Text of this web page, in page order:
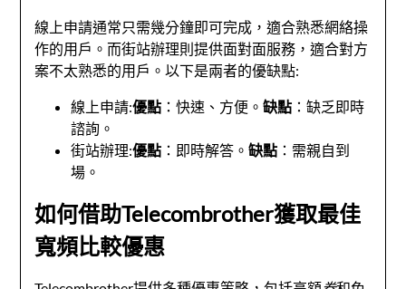
線上申請通常只需幾分鐘即可完成，適合熟悉網絡操
作的用戶。而街站辦理則提供面對面服務，適合對方
案不太熟悉的用戶。以下是兩者的優缺點:
線上申請:優點 ：快速、方便。缺點 ：缺乏即時
諮詢。
街站辦理:優點 ：即時解答。缺點 ：需親自到
場。
如何借助Telecombrother獲取最佳
寬頻比較優惠